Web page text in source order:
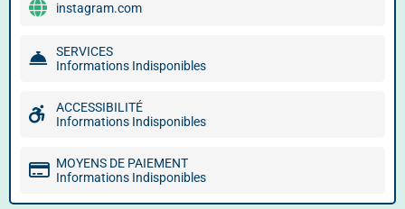
instagram.com
SERVICES
Informations Indisponibles
ACCESSIBILITÉ
Informations Indisponibles
MOYENS DE PAIEMENT
Informations Indisponibles